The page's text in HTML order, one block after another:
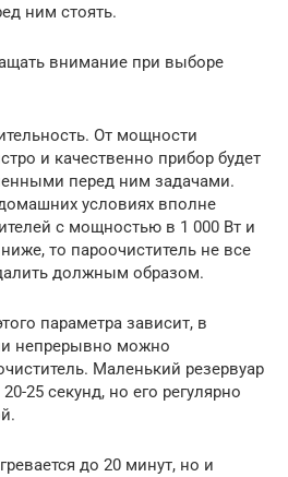
ним стоять.
внимание при выборе
От мощности
и качественно прибор будет
перед ним задачами.
условиях вполне
с мощностью в 1 000 Вт и
то пароочиститель не все
должным образом.
параметра зависит, в
непрерывно можно
Маленький резервуар
25 секунд, но его регулярно
до 20 минут, но и